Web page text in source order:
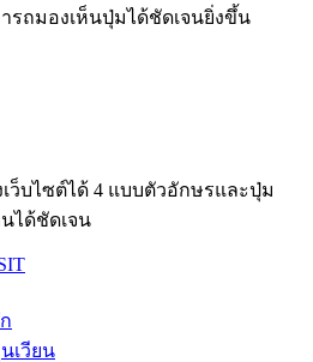
รถมองเห็นปุ่มได้ชัดเจนยิ่งขึ้น
ว็บไซต์ได้ 4 แบบตัวอักษรและปุ่ม
ได้ชัดเจน
เวียน